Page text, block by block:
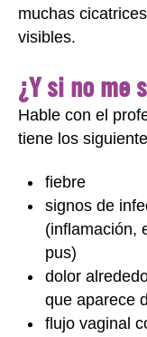
muchas
visibles.
¿Y si no me
Hable con el
tiene los
fiebre
signos de
(inflamación,
pus)
dolor
que aparece
flujo vaginal